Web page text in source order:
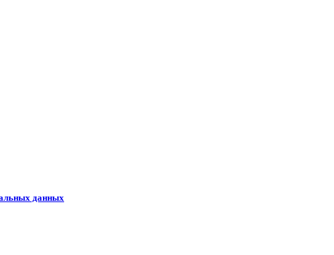
данных